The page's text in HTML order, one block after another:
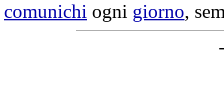
comunichi ogni giorno,